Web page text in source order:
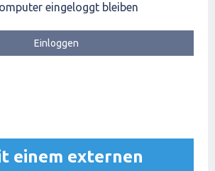
eingeloggt bleiben
einem externen